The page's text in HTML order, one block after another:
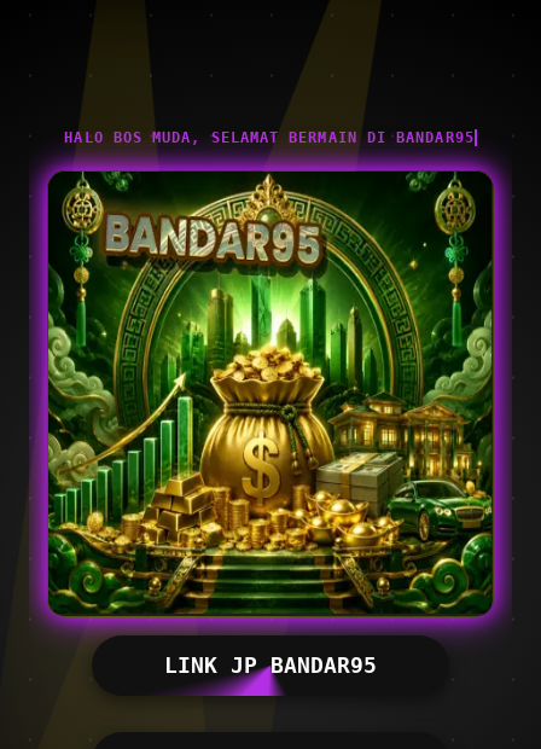
HALO BOS MUDA, SELAMAT BERMAIN DI BANDAR95
LINK JP BANDAR95